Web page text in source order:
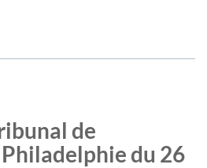
de
du 26